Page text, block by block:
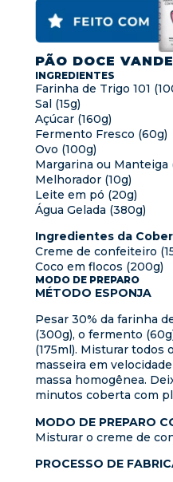
PÃO DOCE
INGREDIENTES
Farinha de Trigo 101
Sal (15g)
Açúcar (160g)
Fermento Fresco (60g)
Ovo (100g)
Margarina ou Manteiga
Melhorador (10g)
Leite em pó (20g)
Água Gelada (380g)
Ingredientes da
Creme de confeiteiro
Coco em flocos (200g)
MODO DE PREPARO
MÉTODO ESPONJA​
Pesar 30% da farinha
(300g), o fermento
(175ml). Misturar todos
masseira em
massa homogênea.
minutos coberta com
MODO DE PREPARO
Misturar o creme de
PROCESSO DE